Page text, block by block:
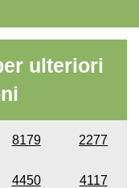
ulteriori
8179 2277
4450 4117